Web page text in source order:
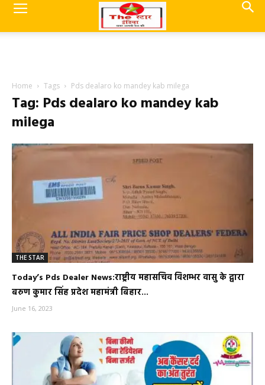
Home Tags Pds dealaro ko mandey kab milega
Tag: Pds dealaro ko mandey kab
milega
THE STAR
Today’s Pds Dealer News:राष्ट्रीय महासचिव विशम्भर वासु के द्वारा
बरुण कुमार सिंह प्रदेश महामंत्री बिहार...
June 16, 2023